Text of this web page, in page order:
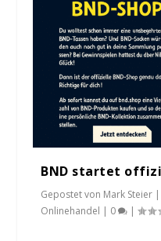
BND startet
Gepostet von Mark Steier |
Onlinehandel | 0 |